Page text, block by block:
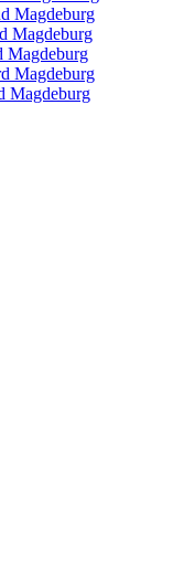
Magdeburg
Magdeburg
Magdeburg
Magdeburg
Magdeburg